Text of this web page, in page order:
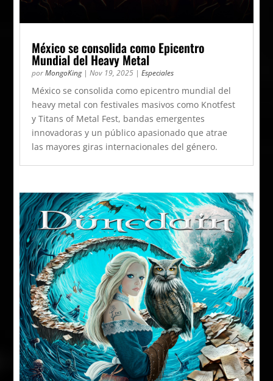
México se consolida como Epicentro
Mundial del Heavy Metal
porMongoKing|Nov 19, 2025 |Especiales
México se consolida como epicentro mundial del
heavy metal con festivales masivos como Knotfest
y Titans of Metal Fest, bandas emergentes
innovadoras y un público apasionado que atrae
las mayores giras internacionales del género.